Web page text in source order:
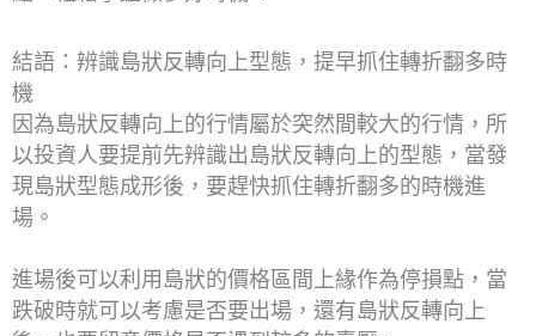
結語：辨識島狀反轉向上型態，提早抓住轉折翻多時
機
因為島狀反轉向上的行情屬於突然間較大的行情，所
以投資人要提前先辨識出島狀反轉向上的型態，當發
現島狀型態成形後，要趕快抓住轉折翻多的時機進
場。
進場後可以利用島狀的價格區間上緣作為停損點，當
跌破時就可以考慮是否要出場，還有島狀反轉向上